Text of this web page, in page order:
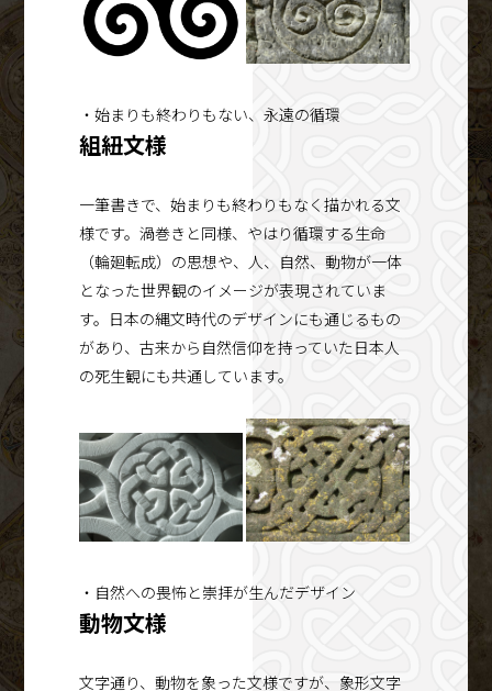
・始まりも終わりもない、永遠の循環
組紐文様
一筆書きで、始まりも終わりもなく描かれる文
様です。渦巻きと同様、やはり循環する生命
（輪廻転成）の思想や、人、自然、動物が一体
となった世界観のイメージが表現されていま
す。日本の縄文時代のデザインにも通じるもの
があり、古来から自然信仰を持っていた日本人
の死生観にも共通しています。
・自然への畏怖と崇拝が生んだデザイン
動物文様
文字通り、動物を象った文様ですが、象形文字